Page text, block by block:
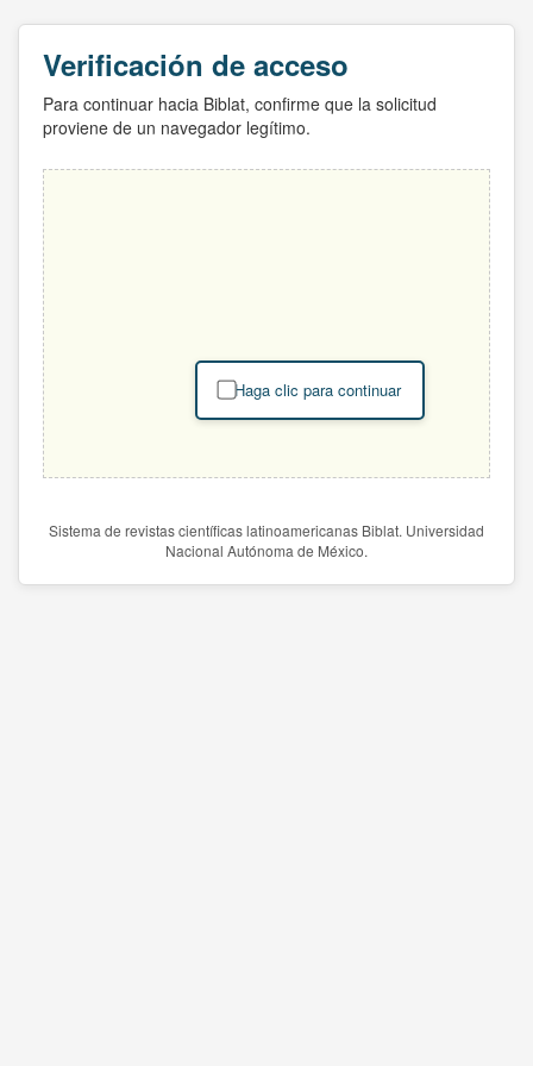
Verificación de acceso
Para continuar hacia Biblat, confirme que la solicitud
proviene de un navegador legítimo.
Haga clic para continuar
Sistema de revistas científicas latinoamericanas Biblat. Universidad
Nacional Autónoma de México.